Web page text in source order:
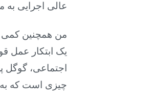
عالی اجرایی به
یک ابتکار عمل
اجتماعی، گوگل
چیزی است که